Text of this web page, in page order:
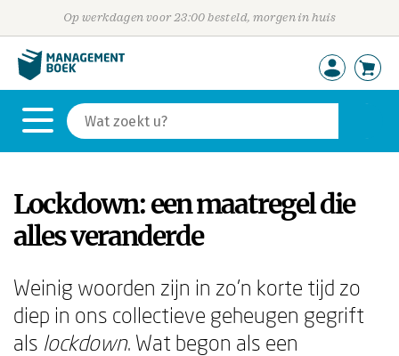
Op werkdagen voor 23:00 besteld, morgen in huis
Lockdown: een maatregel die
alles veranderde
Weinig woorden zijn in zo'n korte tijd zo
diep in ons collectieve geheugen gegrift
als lockdown. Wat begon als een